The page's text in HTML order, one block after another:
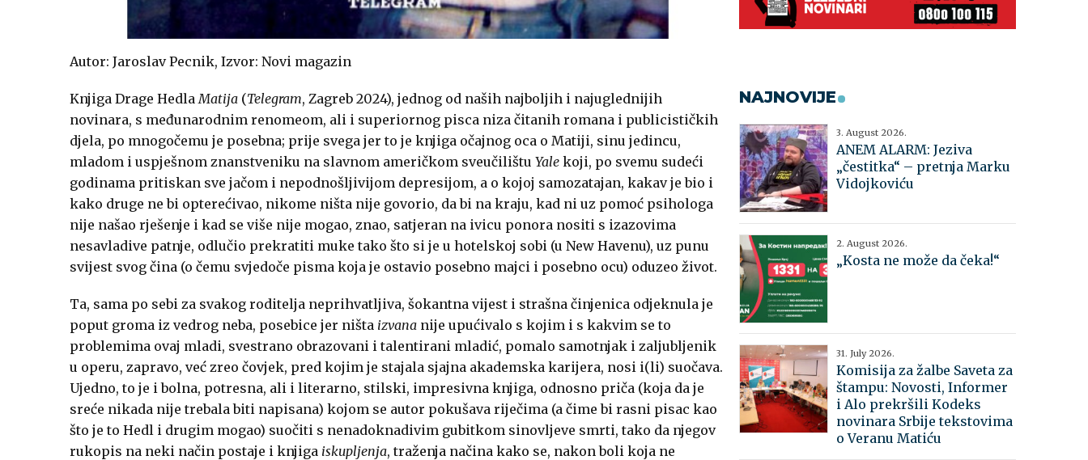
Autor: Jaroslav Pecnik, Izvor: Novi magazin
Knjiga Drage Hedla Matija (Telegram, Zagreb 2024), jednog od naših najboljih i najuglednijih
novinara, s međunarodnim renomeom, ali i superiornog pisca niza čitanih romana i publicističkih
djela, po mnogočemu je posebna; prije svega jer to je knjiga očajnog oca o Matiji, sinu jedincu,
mladom i uspješnom znanstveniku na slavnom američkom sveučilištu Yale koji, po svemu sudeći
godinama pritiskan sve jačom i nepodnošljivijom depresijom, a o kojoj samozatajan, kakav je bio i
kako druge ne bi opterećivao, nikome ništa nije govorio, da bi na kraju, kad ni uz pomoć psihologa
nije našao rješenje i kad se više nije mogao, znao, satjeran na ivicu ponora nositi s izazovima
nesavladive patnje, odlučio prekratiti muke tako što si je u hotelskoj sobi (u New Havenu), uz punu
svijest svog čina (o čemu svjedoče pisma koja je ostavio posebno majci i posebno ocu) oduzeo život.
Ta, sama po sebi za svakog roditelja neprihvatljiva, šokantna vijest i strašna činjenica odjeknula je
poput groma iz vedrog neba, posebice jer ništa izvana nije upućivalo s kojim i s kakvim se to
problemima ovaj mladi, svestrano obrazovani i talentirani mladić, pomalo samotnjak i zaljubljenik
u operu, zapravo, već zreo čovjek, pred kojim je stajala sjajna akademska karijera, nosi i(li) suočava.
Ujedno, to je i bolna, potresna, ali i literarno, stilski, impresivna knjiga, odnosno priča (koja da je
sreće nikada nije trebala biti napisana) kojom se autor pokušava riječima (a čime bi rasni pisac kao
što je to Hedl i drugim mogao) suočiti s nenadoknadivim gubitkom sinovljeve smrti, tako da njegov
rukopis na neki način postaje i knjiga iskupljenja, traženja načina kako se, nakon boli koja ne
NAJNOVIJE
3. August 2026.
ANEM ALARM: Jeziva
„čestitka“ – pretnja Marku
Vidojkoviću
2. August 2026.
„Kosta ne može da čeka!“
31. July 2026.
Komisija za žalbe Saveta za
štampu: Novosti, Informer
i Alo prekršili Kodeks
novinara Srbije tekstovima
o Veranu Matiću